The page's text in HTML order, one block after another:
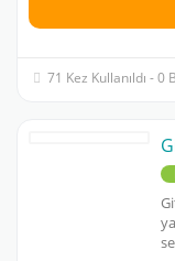
71 Kez Kullanıldı - 0